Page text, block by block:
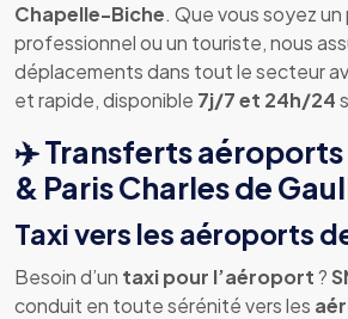
Chapelle-Biche. Que vous soyez un
professionnel ou un touriste, nous
déplacements dans tout le secteur
et rapide, disponible 7j/7 et 24h/24
✈️ Transferts
& Paris Charles de
Taxi vers les aéroports
Besoin d’un taxi pour l’aéroport?
conduit en toute sérénité vers les